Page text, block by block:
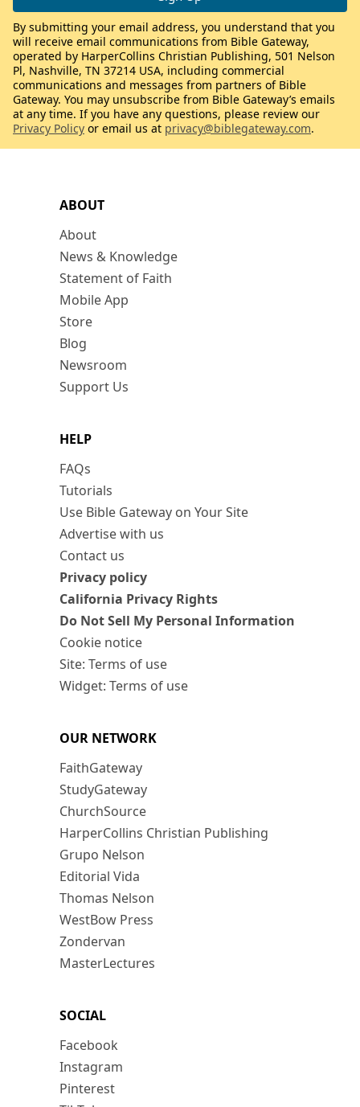
ABOUT
About
News & Knowledge
Statement of Faith
Mobile App
Store
Blog
Newsroom
Support Us
HELP
FAQs
Tutorials
Use Bible Gateway on Your Site
Advertise with us
Contact us
Privacy policy
California Privacy Rights
Do Not Sell My Personal Information
Cookie notice
Site: Terms of use
Widget: Terms of use
OUR NETWORK
FaithGateway
StudyGateway
ChurchSource
HarperCollins Christian Publishing
Grupo Nelson
Editorial Vida
Thomas Nelson
WestBow Press
Zondervan
MasterLectures
SOCIAL
Facebook
Instagram
Pinterest
By submitting your email address, you understand that you
will receive email communications from Bible Gateway,
operated by HarperCollins Christian Publishing, 501 Nelson
Pl, Nashville, TN 37214 USA, including commercial
communications and messages from partners of Bible
Gateway. You may unsubscribe from Bible Gateway’s emails
at any time. If you have any questions, please review our
Privacy Policy or email us at privacy@biblegateway.com.